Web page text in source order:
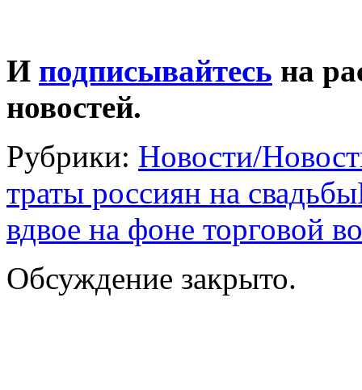
И подписывайтесь на
новостей.
Рубрики: Новости/
траты россиян на свадьбы
вдвое на фоне
Обсуждение закрыто.